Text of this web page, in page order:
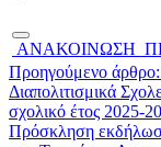
Προηγούμενο
Διαπολιτισμικά
σχολικό έτος 2025-
Πρόσκληση